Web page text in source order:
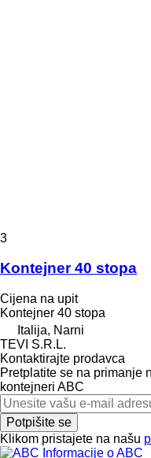
3
Kontejner 40 stopa
Cijena na upit
Kontejner 40 stopa
Italija, Narni
TEVI S.R.L.
Kontaktirajte prodavca
Pretplatite se na primanje
kontejneri ABC
Potpišite se
Klikom pristajete na našu
Informacije o ABC